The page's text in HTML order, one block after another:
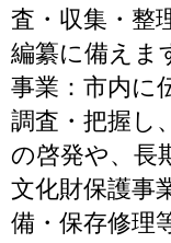
査・収集・整
編纂に備えま
事業：市内に
調査・把握し
の啓発や、長
文化財保護事
備・保存修理